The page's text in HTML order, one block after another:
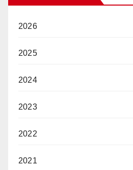
2026
2025
2024
2023
2022
2021